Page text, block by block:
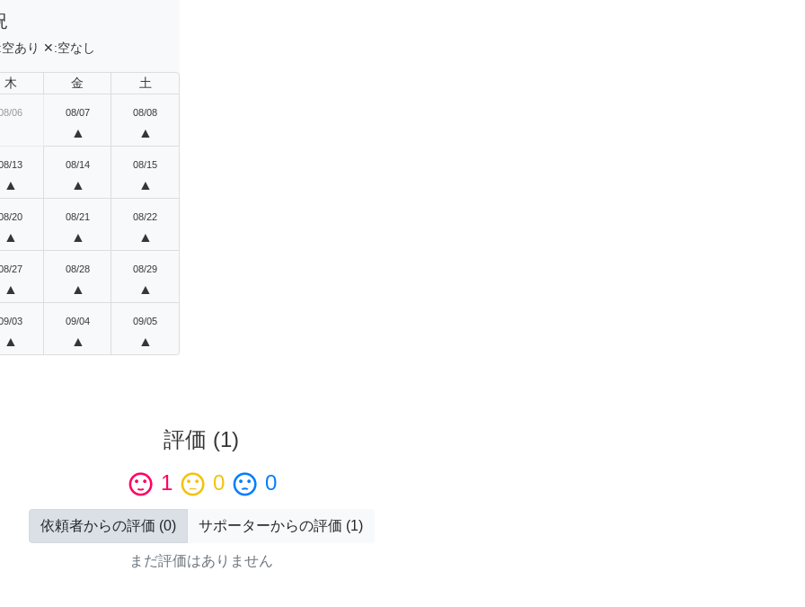
空あり ✕:空なし
木 金 土
06 08/07
▲
08/08
▲
13
▲
08/14
▲
08/15
▲
20
▲
08/21
▲
08/22
▲
27
▲
08/28
▲
08/29
▲
03
▲
09/04
▲
09/05
▲
評価 (1)
sentiment_satisfied 1 sentiment_neutral 0 sentiment_dissatisfied 0
依頼者からの評価 (0) サポーターからの評価 (1)
まだ評価はありません